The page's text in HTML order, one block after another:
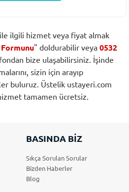
ile ilgili hizmet veya fiyat almak
" doldurabilir veya 0532
bize ulaşabilirsiniz. İşinde
sizin için arayıp
buluruz. Üstelik ustayeri.com
tamamen ücretsiz.
BASINDA BİZ
Sıkça Sorulan Sorular
Bizden Haberler
Blog